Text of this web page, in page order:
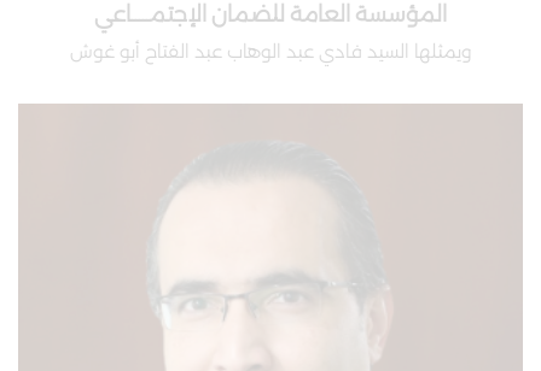
المؤسسة العامة للضمان الإجتمـــــاعي
ويمثلها السيد فادي عبد الوهاب عبد الفتاح أبو غوش